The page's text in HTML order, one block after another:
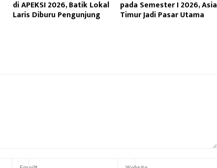
di APEKSI 2026, Batik Lokal
Laris Diburu Pengunjung
pada Semester I 2026, Asia
Timur Jadi Pasar Utama